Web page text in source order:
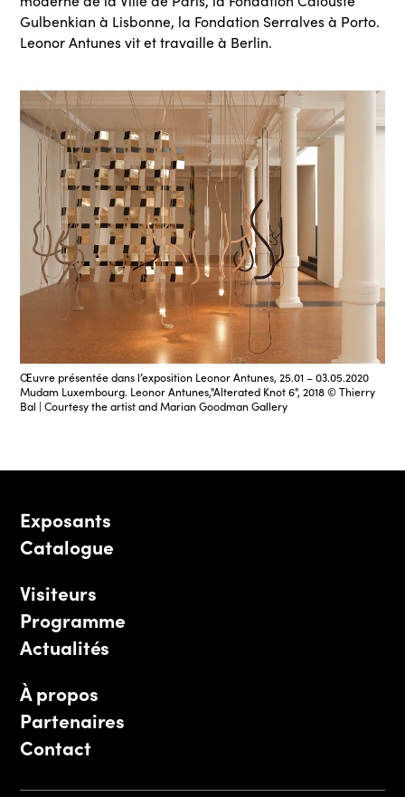
Gulbenkian à Lisbonne, la Fondation Serralves à Porto.
Leonor Antunes vit et travaille à Berlin.
Œuvre présentée dans l’exposition Leonor Antunes, 25.01 – 03.05.2020
Mudam Luxembourg. Leonor Antunes,"Alterated Knot 6", 2018 © Thierry
Bal | Courtesy the artist and Marian Goodman Gallery
Exposants
Catalogue
Visiteurs
Programme
Actualités
À propos
Partenaires
Contact